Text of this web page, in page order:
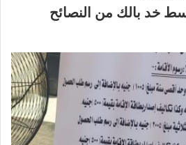
خد بالك من النصائح